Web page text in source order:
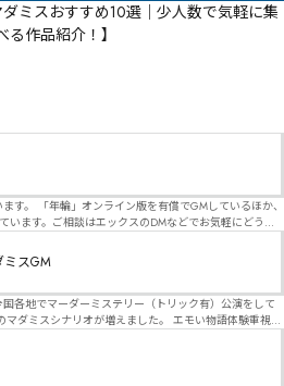
ダミスおすすめ10選｜少人数で気軽に集
作品紹介！】
す。 「年輪」オンライン版を有償でGMしているほか、
います。ご相談はエックスのDMなどでお気軽にどう
ミスGM
各地でマーダーミステリー（トリック有）公演をして
いうジャンル名でたくさんあるため、そのようなシナ
格推理マーダーミステリーを見つけることが難しくな